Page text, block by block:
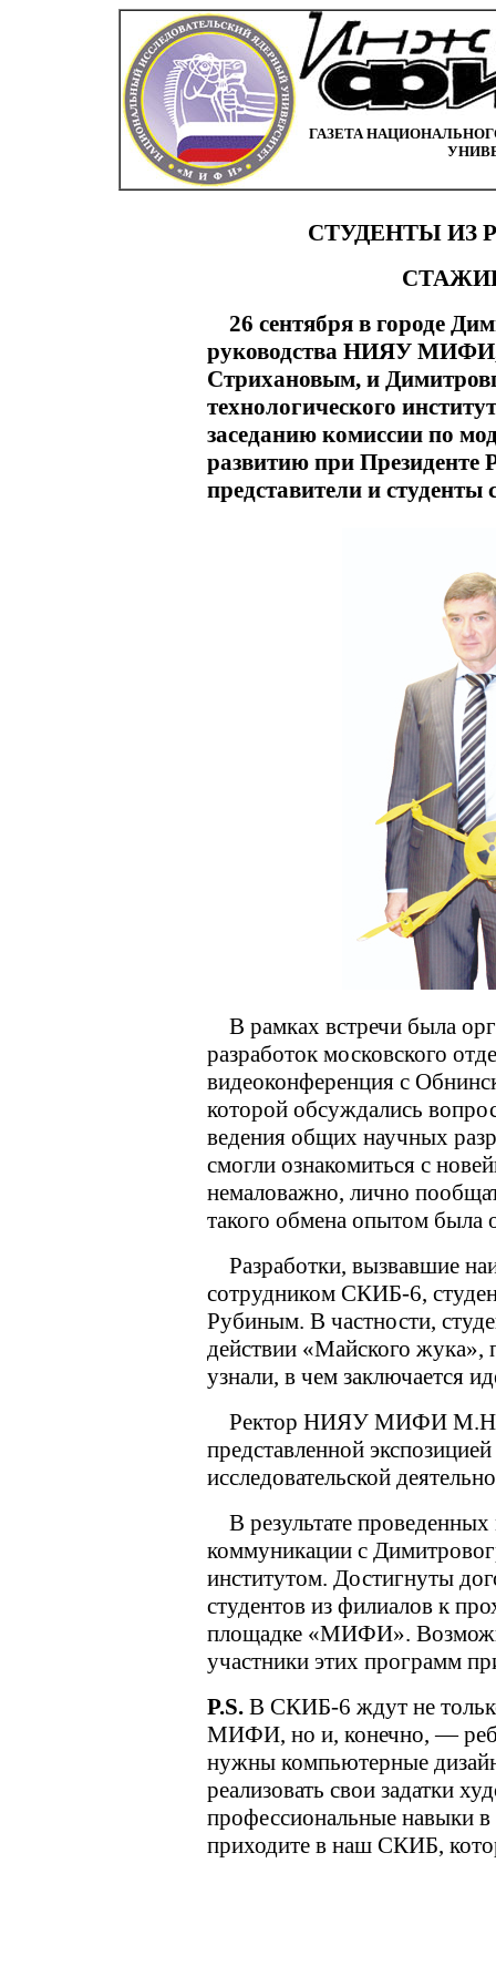
ГАЗЕТА
СТУДЕНТЫ ИЗ
26 сентября в городе
руководства НИЯУ МИФИ,
Стрихановым, и
технологического
заседанию комиссии по
развитию при Президенте
представители и
В рамках встречи была
разработок московского
видеоконференция с
которой обсуждались
ведения общих научных
смогли ознакомиться с
немаловажно, лично
такого обмена опытом была
Разработки, вызвавшие
сотрудником СКИБ-6,
Рубиным. В частности,
действии «Майского
узнали, в чем заключается
Ректор НИЯУ МИФИ М.Н.
представленной
исследовательской
В результате
коммуникации с
институтом. Достигнуты
студентов из филиалов к
площадке «МИФИ».
участники этих программ
P.S. В СКИБ-6 ждут не
МИФИ, но и, конечно, —
нужны компьютерные
реализовать свои задатки
профессиональные навыки
приходите в наш СКИБ,